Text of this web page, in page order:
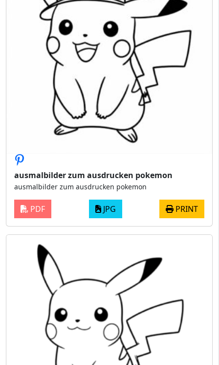
ausmalbilder zum ausdrucken pokemon
ausmalbilder zum ausdrucken pokemon
PDF JPG PRINT